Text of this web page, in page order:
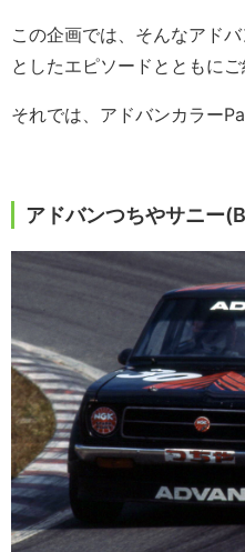
この企画では、そんなアド
としたエピソードとともにご
それでは、アドバンカラー
アドバンつちやサニー